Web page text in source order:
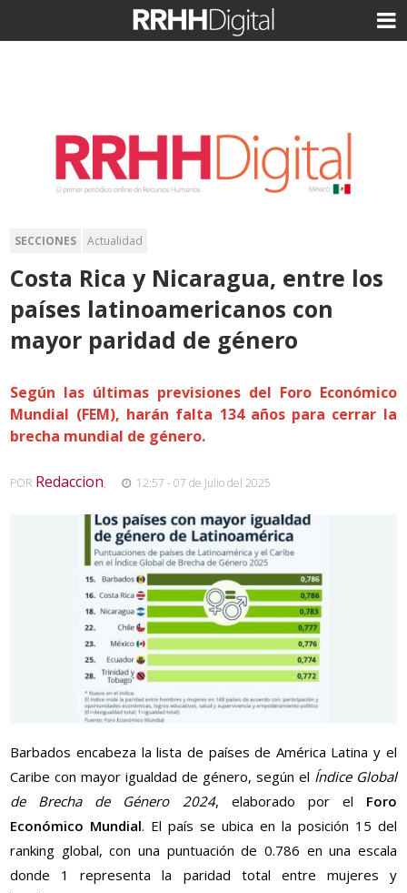
SECCIONES Actualidad
Costa Rica y Nicaragua, entre los
países latinoamericanos con
mayor paridad de género
Según las últimas previsiones del Foro Económico
Mundial (FEM), harán falta 134 años para cerrar la
brecha mundial de género.
POR Redaccion, 12:57 - 07 de Julio del 2025
Barbados encabeza la lista de países de América Latina y el
Caribe con mayor igualdad de género, según el Índice Global
de Brecha de Género 2024, elaborado por el Foro
Económico Mundial. El país se ubica en la posición 15 del
ranking global, con una puntuación de 0.786 en una escala
donde 1 representa la paridad total entre mujeres y